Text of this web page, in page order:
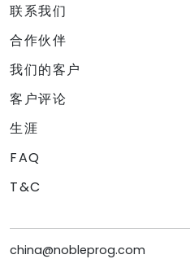
联系我们
合作伙伴
我们的客户
客户评论
生涯
FAQ
T&C
china@nobleprog.com